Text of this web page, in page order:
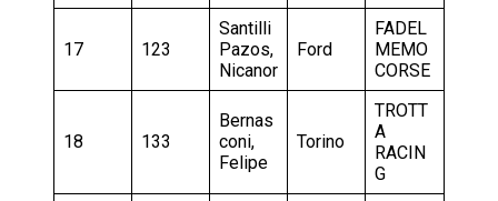
17 123
Santilli
Pazos,
Nicanor
Ford
FADEL
MEMO
CORSE
18 133
Bernas
coni,
Felipe
Torino
TROTT
A
RACIN
G